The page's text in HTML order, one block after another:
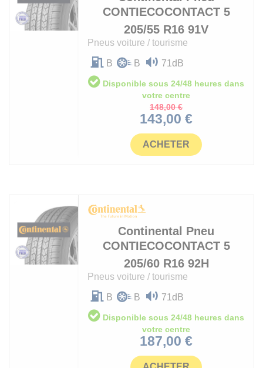
CONTIECOCONTACT 5
205/55 R16 91V
Pneus voiture / tourisme
B B 71dB
Disponible sous 24/48 heures dans
votre centre
Prix
de
base
148,00 €
Prix
143,00 €
ACHETER
Continental Pneu
CONTIECOCONTACT 5
205/60 R16 92H
Pneus voiture / tourisme
B B 71dB
Disponible sous 24/48 heures dans
votre centre
Prix
187,00 €